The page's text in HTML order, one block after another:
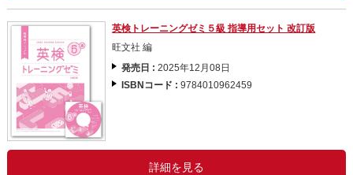
英検トレーニングゼミ５級 指導用セット 改訂版
旺文社 編
発売日 :2025年12月08日
ISBNコード :9784010962459
詳細を見る